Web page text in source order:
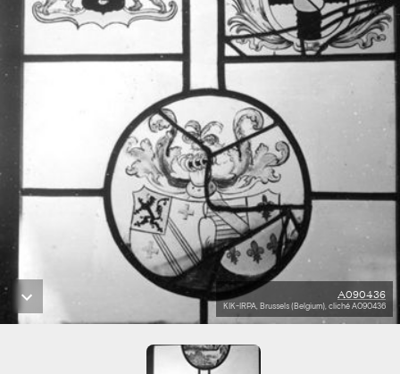
A090436
KIK-IRPA, Brussels (Belgium), cliché A090436